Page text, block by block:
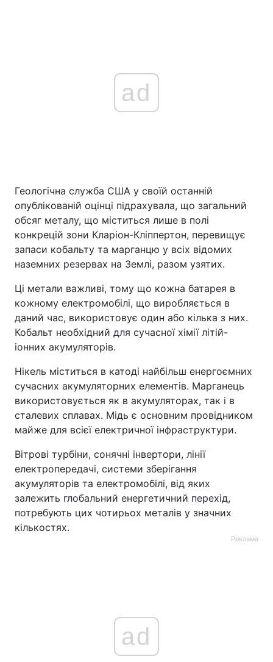
ad
Геологічна служба США у своїй останній
опублікованій оцінці підрахувала, що загальний
обсяг металу, що міститься лише в полі
конкрецій зони Кларіон-Кліппертон, перевищує
запаси кобальту та марганцю у всіх відомих
наземних резервах на Землі, разом узятих.
Ці метали важливі, тому що кожна батарея в
кожному електромобілі, що виробляється в
даний час, використовує один або кілька з них.
Кобальт необхідний для сучасної хімії літій-
іонних акумуляторів.
Нікель міститься в катоді найбільш енергоємних
сучасних акумуляторних елементів. Марганець
використовується як в акумуляторах, так і в
сталевих сплавах. Мідь є основним провідником
майже для всієї електричної інфраструктури.
Вітрові турбіни, сонячні інвертори, лінії
електропередачі, системи зберігання
акумуляторів та електромобілі, від яких
залежить глобальний енергетичний перехід,
потребують цих чотирьох металів у значних
кількостях.
Реклама
ad